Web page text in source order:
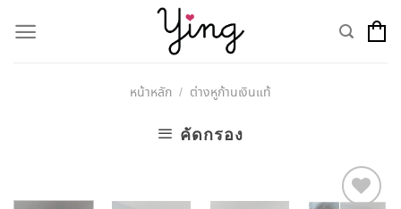
หน้าหลัก / ต่างหูก้านเงินแท้
คัดกรอง